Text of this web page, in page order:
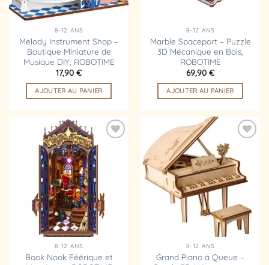
8-12 ANS
Melody Instrument Shop –
Boutique Miniature de
Musique DIY, ROBOTIME
17,90 €
AJOUTER AU PANIER
8-12 ANS
Marble Spaceport – Puzzle
3D Mécanique en Bois,
ROBOTIME
69,90 €
AJOUTER AU PANIER
Ajouter
8-12 ANS
Book Nook Féérique et
Ajouter
liste
d’envies
8-12 ANS
Grand Piano à Queue –